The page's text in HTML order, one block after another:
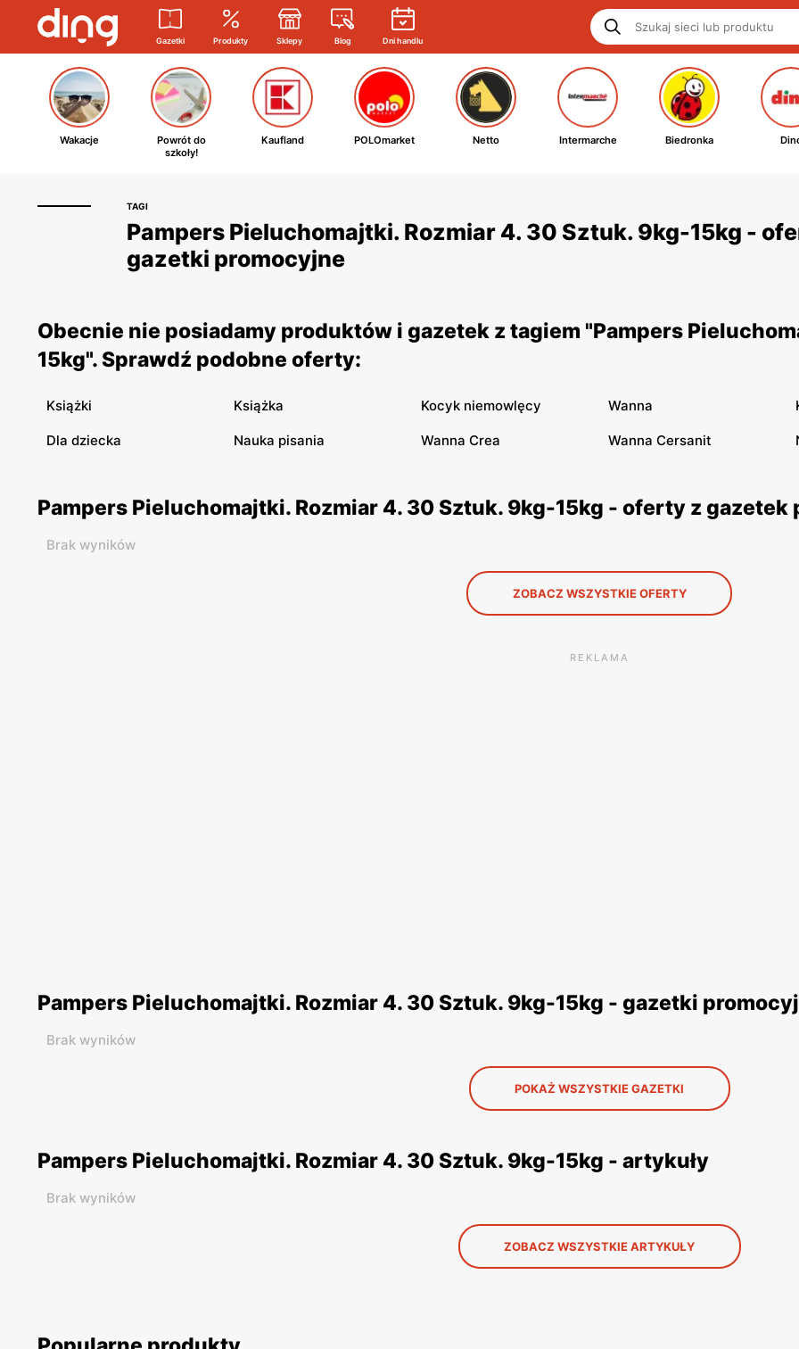
Gazetki Produkty Sklepy Blog Dni handlu
Wakacje
Powrót do
szkoły!
Kaufland POLOmarket Netto Intermarche Biedronka
TAGI
Pampers Pieluchomajtki. Rozmiar 4. 30 Sztuk. 9kg-15kg -
gazetki promocyjne
Obecnie nie posiadamy produktów i gazetek z tagiem "Pampers
15kg". Sprawdź podobne oferty:
Książki Książka Kocyk niemowlęcy Wanna
Dla dziecka Nauka pisania Wanna Crea Wanna Cersanit
Pampers Pieluchomajtki. Rozmiar 4. 30 Sztuk. 9kg-15kg - oferty z
Brak wyników
ZOBACZ WSZYSTKIE OFERTY
REKLAMA
Pampers Pieluchomajtki. Rozmiar 4. 30 Sztuk. 9kg-15kg - gazetki
Brak wyników
POKAŻ WSZYSTKIE GAZETKI
Pampers Pieluchomajtki. Rozmiar 4. 30 Sztuk. 9kg-15kg - artykuły
Brak wyników
ZOBACZ WSZYSTKIE ARTYKUŁY